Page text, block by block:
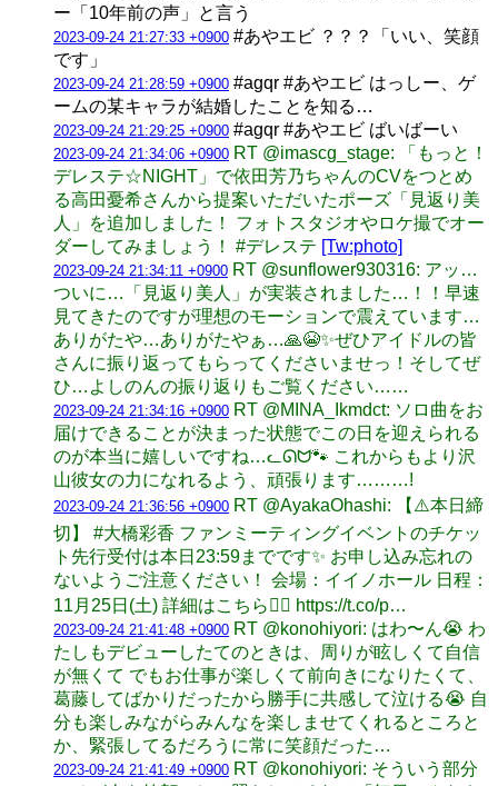
ー「10年前の声」と言う
2023-09-24 21:27:33 +0900 #あやエビ ？？？「いい、笑顔
です」
2023-09-24 21:28:59 +0900 #agqr #あやエビ はっしー、ゲ
ームの某キャラが結婚したことを知る…
2023-09-24 21:29:25 +0900 #agqr #あやエビ ばいばーい
2023-09-24 21:34:06 +0900 RT @imascg_stage: 「もっと！
デレステ☆NIGHT」で依田芳乃ちゃんのCVをつとめ
る高田憂希さんから提案いただいたポーズ「見返り美
人」を追加しました！ フォトスタジオやロケ撮でオー
ダーしてみましょう！ #デレステ [Tw:photo]
2023-09-24 21:34:11 +0900 RT @sunflower930316: アッ…
ついに…「見返り美人」が実装されました…！！早速
見てきたのですが理想のモーションで震えています…
ありがたや…ありがたやぁ…🙏😭✨ぜひアイドルの皆
さんに振り返ってもらってくださいませっ！そしてぜ
ひ…よしのんの振り返りもご覧ください……
2023-09-24 21:34:16 +0900 RT @MINA_Ikmdct: ソロ曲をお
届けできることが決まった状態でこの日を迎えられる
のが本当に嬉しいですね…ᓚᘏᗢ🐾 これからもより沢
山彼女の力になれるよう、頑張ります………!
2023-09-24 21:36:56 +0900 RT @AyakaOhashi: 【⚠️本日締
切】 #大橋彩香 ファンミーティングイベントのチケッ
ト先行受付は本日23:59までです✨ お申し込み忘れの
ないようご注意ください！ 会場：イイノホール 日程：
11月25日(土) 詳細はこちら💁‍♀️ https://t.co/p…
2023-09-24 21:41:48 +0900 RT @konohiyori: はわ〜ん😭 わ
たしもデビューしたてのときは、周りが眩しくて自信
が無くて でもお仕事が楽しくて前向きになりたくて、
葛藤してばかりだったから勝手に共感して泣ける😭 自
分も楽しみながらみんなを楽しませてくれるところと
か、緊張してるだろうに常に笑顔だった…
2023-09-24 21:41:49 +0900 RT @konohiyori: そういう部分